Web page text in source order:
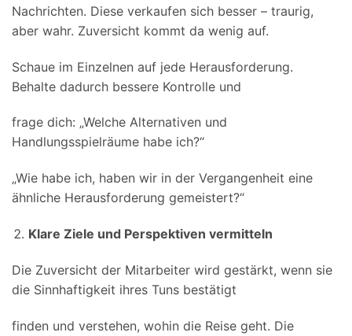
Nachrichten. Diese verkaufen sich besser – traurig,
aber wahr. Zuversicht kommt da wenig auf.
Schaue im Einzelnen auf jede Herausforderung.
Behalte dadurch bessere Kontrolle und
frage dich: „Welche Alternativen und
Handlungsspielräume habe ich?“
„Wie habe ich, haben wir in der Vergangenheit eine
ähnliche Herausforderung gemeistert?“
Klare Ziele und Perspektiven vermitteln
Die Zuversicht der Mitarbeiter wird gestärkt, wenn sie
die Sinnhaftigkeit ihres Tuns bestätigt
finden und verstehen, wohin die Reise geht. Die